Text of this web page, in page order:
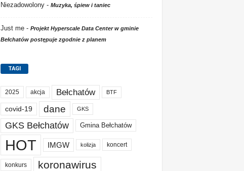
Niezadowolony- Muzyka, śpiew i taniec
Just me- Projekt Hyperscale Data Center w gminie
Bełchatów postępuje zgodnie z planem
TAGI
2025 akcja Bełchatów BTF
covid-19 dane GKS
GKS Bełchatów Gmina Bełchatów
HOT IMGW kolizja koncert
konkurs koronawirus